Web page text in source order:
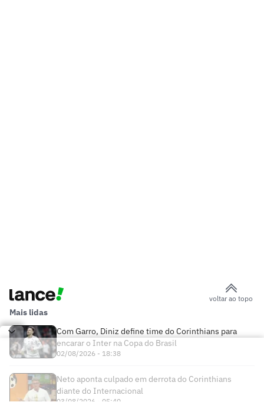
voltar ao topo
Mais lidas
Com Garro, Diniz define time do Corinthians para
encarar o Inter na Copa do Brasil
02/08/2026 - 18:38
Neto aponta culpado em derrota do Corinthians
diante do Internacional
03/08/2026 - 05:40